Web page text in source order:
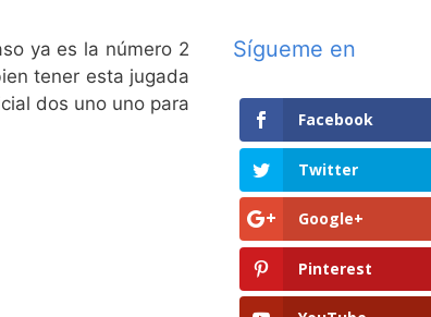
ya es la número 2
tener esta jugada
dos uno uno para
Sígueme en
Facebook
Twitter
Google+
Pinterest